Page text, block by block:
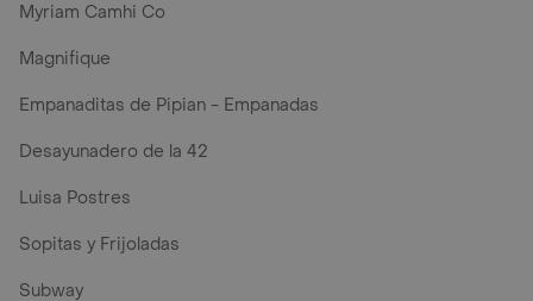
Myriam Camhi Co
Magnifique
Empanaditas de Pipian - Empanadas
Desayunadero de la 42
Luisa Postres
Sopitas y Frijoladas
Subway